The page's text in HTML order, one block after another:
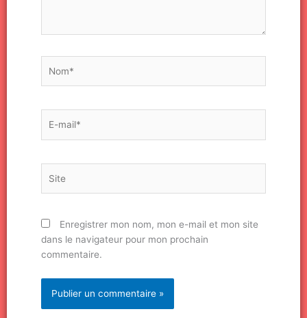
mail*
Enregistrer mon nom, mon e-mail et mon site
dans le navigateur pour mon prochain
commentaire.